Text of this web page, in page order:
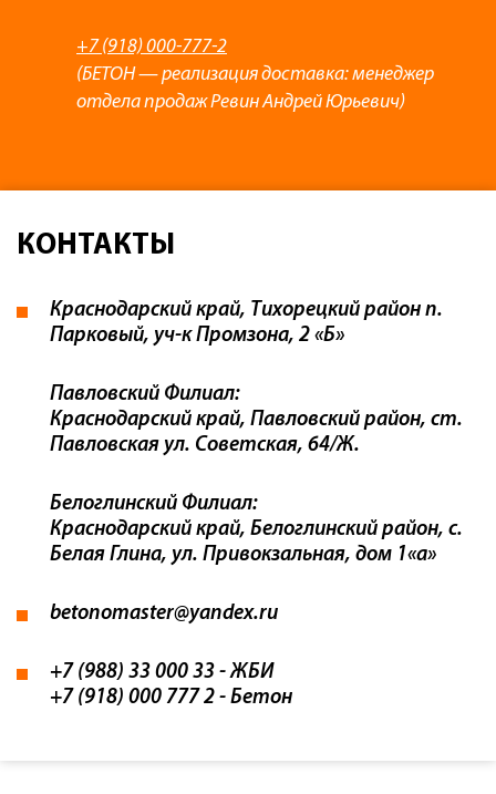
+7 (918) 000-777-2
(БЕТОН — реализация доставка: менеджер
отдела продаж Ревин Андрей Юрьевич)
КОНТАКТЫ
Краснодарский край, Тихорецкий район п.
Парковый, уч-к Промзона, 2 «Б»
Павловский Филиал:
Краснодарский край, Павловский район, ст.
Павловская ул. Советская, 64/Ж.
Белоглинский Филиал:
Краснодарский край, Белоглинский район, с.
Белая Глина, ул. Привокзальная, дом 1«а»
betonomaster@yandex.ru
+7 (988) 33 000 33 - ЖБИ
+7 (918) 000 777 2 - Бетон